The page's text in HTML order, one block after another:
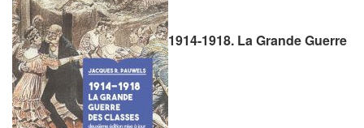
1914-1918. La Grande Guerre